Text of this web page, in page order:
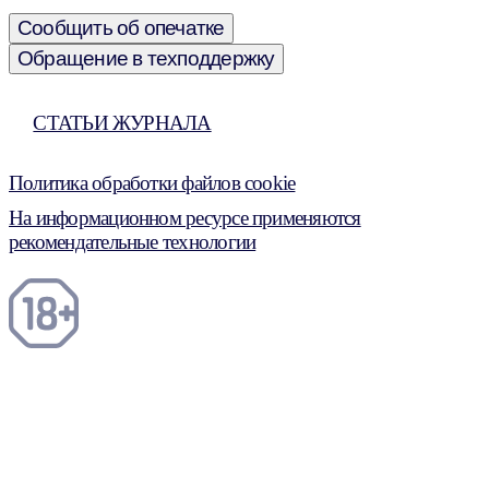
Сообщить об опечатке
Обращение в техподдержку
СТАТЬИ ЖУРНАЛА
Политика обработки файлов cookie
На информационном ресурсе применяются
рекомендательные технологии